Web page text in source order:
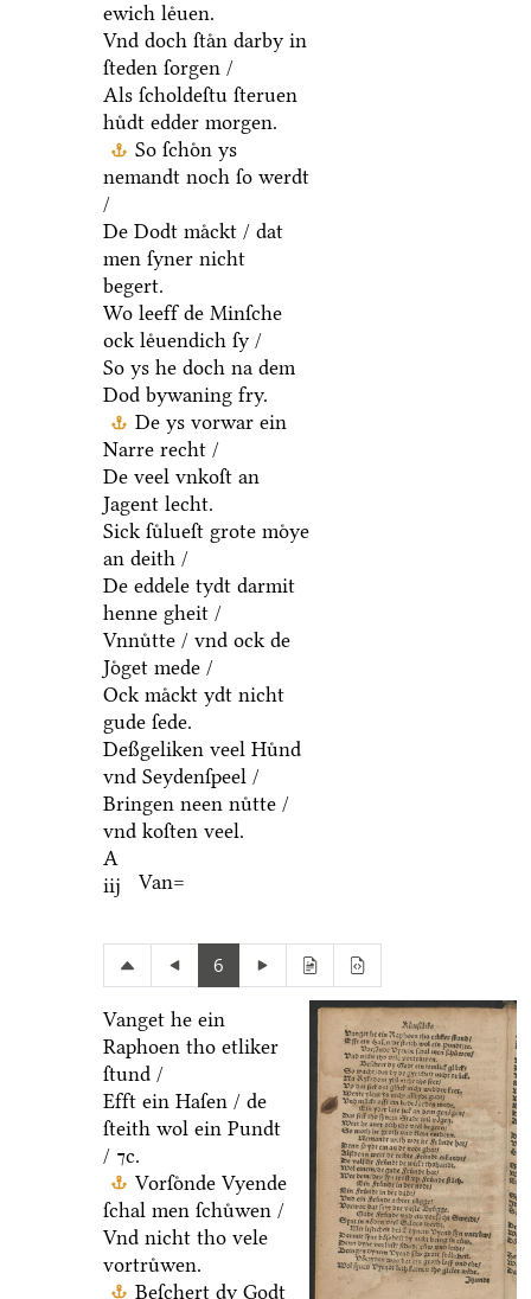
ewich leͤuen.
Vnd doch ſtaͤn darby in
ſteden ſorgen /
Als ſcholdeſtu ſteruen
huͤdt edder morgen.
So ſchoͤn ys
nemandt noch ſo werdt
/
De Dodt maͤckt / dat
men ſyner nicht
begert.
Wo leeff de Minſche
ock leͤuendich ſy /
So ys he doch na dem
Dod bywaning fry.
De ys vorwar ein
Narre recht /
De veel vnkoſt an
Jagent lecht.
Sick ſuͤlueſt grote moͤye
an deith /
De eddele tydt darmit
henne gheit /
Vnnuͤtte / vnd ock de
Joͤget mede /
Ock maͤckt ydt nicht
gude ſede.
Deßgeliken veel Huͤnd
vnd Seydenſpeel /
Bringen neen nuͤtte /
vnd koſten veel.
A
iij
Van=
6
Vanget he ein
Raphoen tho etliker
ſtund /
Efft ein Haſen / de
ſteith wol ein Pundt
/ ⁊c.
Vorſoͤnde Vyende
ſchal men ſchuͤwen /
Vnd nicht tho vele
vortruͤwen.
Beſchert dy Godt